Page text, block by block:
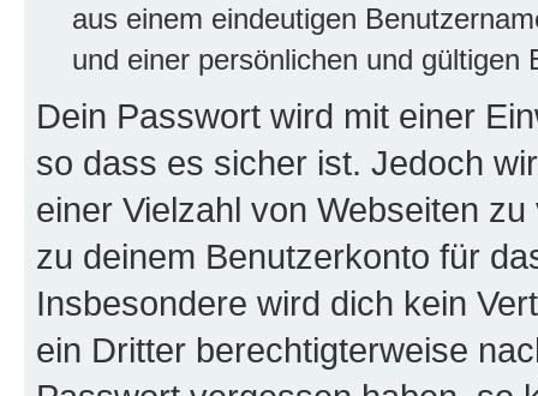
aus einem eindeutigen
und einer persönlichen und gültigen
Dein Passwort wird mit einer
so dass es sicher ist. Jedoch
einer Vielzahl von Webseiten
zu deinem Benutzerkonto für
Insbesondere wird dich kein
ein Dritter berechtigterweise